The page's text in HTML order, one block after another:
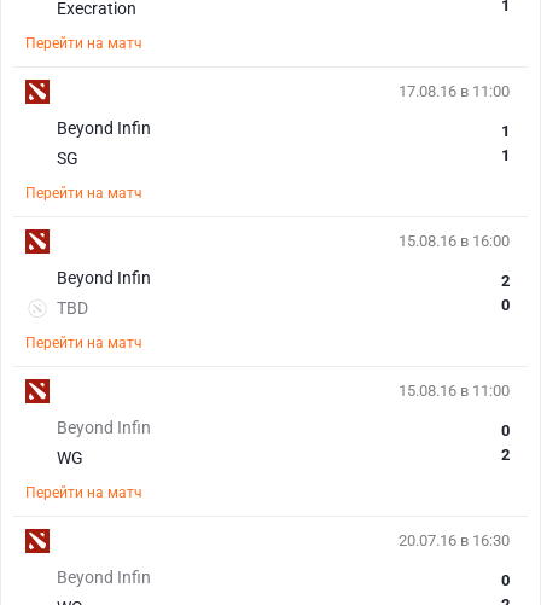
Execration
1
Перейти на матч
17.08.16 в 11:00
Beyond Infin
SG
1
1
Перейти на матч
15.08.16 в 16:00
Beyond Infin
TBD
2
0
Перейти на матч
15.08.16 в 11:00
Beyond Infin
WG
0
2
Перейти на матч
20.07.16 в 16:30
Beyond Infin
0